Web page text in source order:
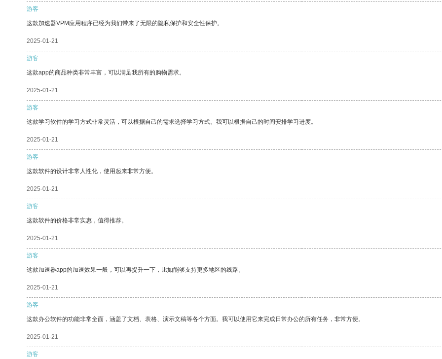
游客
这款加速器VPM应用程序已经为我们带来了无限的隐私保护和安全性保护。
2025-01-21
游客
这款app的商品种类非常丰富，可以满足我所有的购物需求。
2025-01-21
游客
这款学习软件的学习方式非常灵活，可以根据自己的需求选择学习方式。我可以根据自己的时间安排学习进度。
2025-01-21
游客
这款软件的设计非常人性化，使用起来非常方便。
2025-01-21
游客
这款软件的价格非常实惠，值得推荐。
2025-01-21
游客
这款加速器app的加速效果一般，可以再提升一下，比如能够支持更多地区的线路。
2025-01-21
游客
这款办公软件的功能非常全面，涵盖了文档、表格、演示文稿等各个方面。我可以使用它来完成日常办公的所有任务，非常方便。
2025-01-21
游客